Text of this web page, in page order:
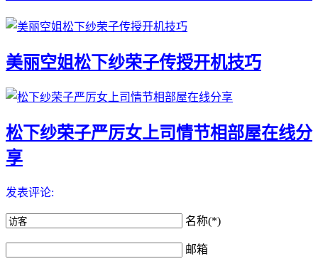
美丽空姐松下纱荣子传授开机技巧
松下纱荣子严厉女上司情节相部屋在线分
享
发表评论:
名称(*)
邮箱